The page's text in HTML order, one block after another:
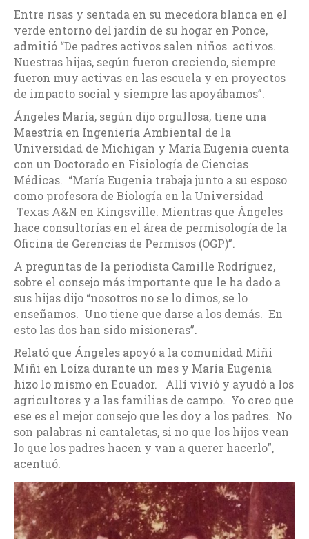
Entre risas y sentada en su mecedora blanca en el
verde entorno del jardín de su hogar en Ponce,
admitió “De padres activos salen niños activos.
Nuestras hijas, según fueron creciendo, siempre
fueron muy activas en las escuela y en proyectos
de impacto social y siempre las apoyábamos”.
Ángeles María, según dijo orgullosa, tiene una
Maestría en Ingeniería Ambiental de la
Universidad de Michigan y María Eugenia cuenta
con un Doctorado en Fisiología de Ciencias
Médicas. “María Eugenia trabaja junto a su esposo
como profesora de Biología en la Universidad
Texas A&N en Kingsville. Mientras que Ángeles
hace consultorías en el área de permisología de la
Oficina de Gerencias de Permisos (OGP)”.
A preguntas de la periodista Camille Rodríguez,
sobre el consejo más importante que le ha dado a
sus hijas dijo “nosotros no se lo dimos, se lo
enseñamos. Uno tiene que darse a los demás. En
esto las dos han sido misioneras”.
Relató que Ángeles apoyó a la comunidad Miñi
Miñi en Loíza durante un mes y María Eugenia
hizo lo mismo en Ecuador. Allí vivió y ayudó a los
agricultores y a las familias de campo. Yo creo que
ese es el mejor consejo que les doy a los padres. No
son palabras ni cantaletas, si no que los hijos vean
lo que los padres hacen y van a querer hacerlo”,
acentuó.